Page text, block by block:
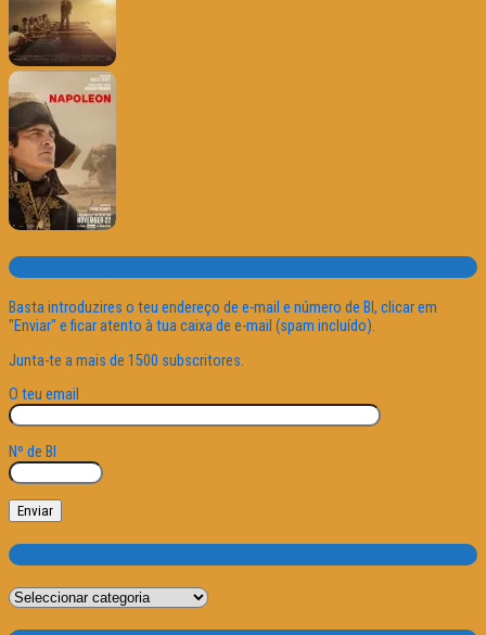
Subscrever o site
Basta introduzires o teu endereço de e-mail e número de BI, clicar em
"Enviar" e ficar atento à tua caixa de e-mail (spam incluído).
Junta-te a mais de 1500 subscritores.
O teu email
Nº de BI
Categorias
Categorias